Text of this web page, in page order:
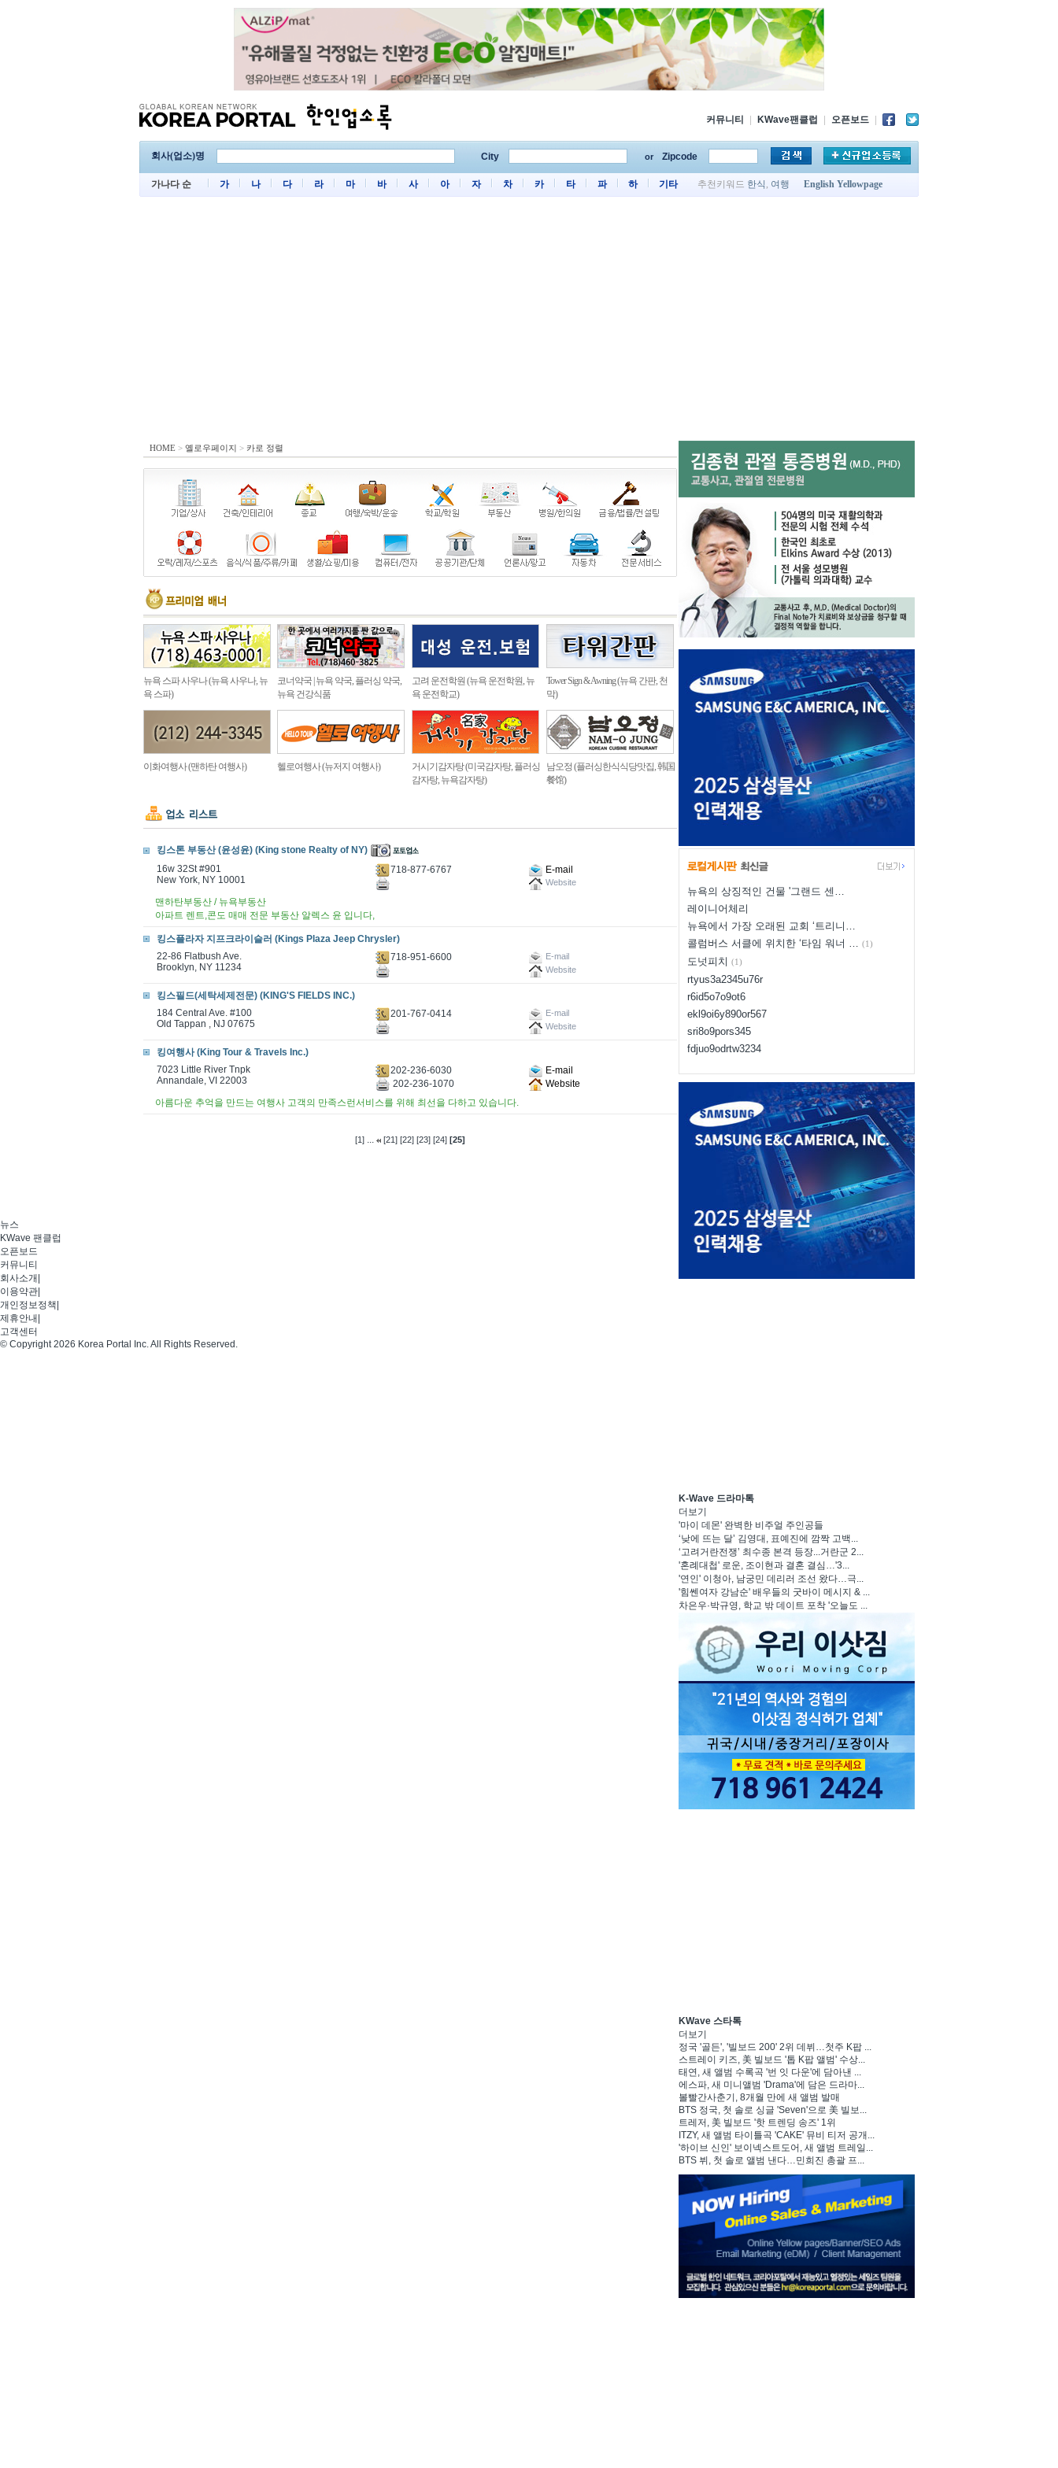
커뮤니티 KWave팬클럽 오픈보드
회사(업소)명 City or Zipcode
가나다 순 가 나 다 라 마 바 사 아 자 차 카 타 파 하 기타 추천키워드 한식 , 여행 English Yellowpage
HOME > 옐로우페이지 > 카로 정렬
뉴욕 스파 사우나 (뉴욕 사우나, 뉴
욕 스파)
코너약국 | 뉴욕 약국, 플러싱 약국,
뉴욕 건강식품
고려 운전학원 (뉴욕 운전학원, 뉴
욕 운전학교)
Tower Sign & Awning (뉴욕 간판, 천
막)
이화여행사 (맨하탄 여행사) 헬로여행사 (뉴저지 여행사)
거시기감자탕 (미국감자탕, 플러싱
감자탕, 뉴욕감자탕)
남오정 (플러싱한식식당맛집, 韩国
餐馆)
킹스톤 부동산 (윤성윤) (King stone Realty of NY)
16w 32St #901
New York, NY 10001
718-877-6767 E-mail
Website
맨하탄부동산 / 뉴욕부동산
아파트 렌트,콘도 매매 전문 부동산 알렉스 윤 입니다,
킹스플라자 지프크라이슬러 (Kings Plaza Jeep Chrysler)
22-86 Flatbush Ave.
Brooklyn, NY 11234
718-951-6600
E-mail
Website
킹스필드(세탁세제전문) (KING'S FIELDS INC.)
184 Central Ave. #100
Old Tappan , NJ 07675
201-767-0414
E-mail
Website
킹여행사 (King Tour & Travels Inc.)
7023 Little River Tnpk
Annandale, VI 22003
202-236-6030
E-mail
202-236-1070
Website
아름다운 추억을 만드는 여행사 고객의 만족스런서비스를 위해 최선을 다하고 있습니다.
[1] ... [21] [22] [23] [24] [25]
뉴욕의 상징적인 건물 '그랜드 센…
레이니어체리
뉴욕에서 가장 오래된 교회 ‘트리니…
콜럼버스 서클에 위치한 ‘타임 워너 … (1)
도넛피치 (1)
rtyus3a2345u76r
r6id5o7o9ot6
ekl9oi6y890or567
sri8o9pors345
fdjuo9odrtw3234
K-Wave 드라마톡
더보기
'마이 데몬' 완벽한 비주얼 주인공들
‘낮에 뜨는 달’ 김영대, 표예진에 깜짝 고백...
‘고려거란전쟁’ 최수종 본격 등장...거란군 2...
'혼례대첩' 로운, 조이현과 결혼 결심…'3...
'연인' 이청아, 남궁민 데리러 조선 왔다…극...
'힘쎈여자 강남순' 배우들의 굿바이 메시지 & ...
차은우·박규영, 학교 밖 데이트 포착 '오늘도 ...
KWave 스타톡
더보기
정국 '골든', '빌보드 200' 2위 데뷔…첫주 K팝 ...
스트레이 키즈, 美 빌보드 '톱 K팝 앨범' 수상...
태연, 새 앨범 수록곡 '번 잇 다운'에 담아낸 ...
에스파, 새 미니앨범 'Drama'에 담은 드라마...
볼빨간사춘기, 8개월 만에 새 앨범 발매
BTS 정국, 첫 솔로 싱글 'Seven'으로 美 빌보...
트레저, 美 빌보드 '핫 트렌딩 송즈' 1위
ITZY, 새 앨범 타이틀곡 'CAKE' 뮤비 티저 공개...
'하이브 신인' 보이넥스트도어, 새 앨범 트레일...
BTS 뷔, 첫 솔로 앨범 낸다…민희진 총괄 프...
뉴스
KWave 팬클럽
오픈보드
커뮤니티
회사소개
이용약관
개인정보정책
제휴안내
고객센터
© Copyright 2026 Korea Portal Inc. All Rights Reserved.